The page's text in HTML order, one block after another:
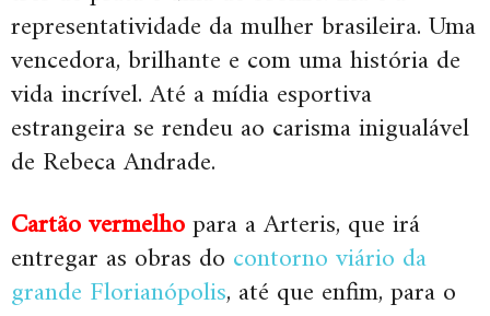
representatividade da mulher brasileira. Uma
vencedora, brilhante e com uma história de
vida incrível. Até a mídia esportiva
estrangeira se rendeu ao carisma inigualável
de Rebeca Andrade.
Cartão vermelhopara a Arteris, que irá
entregar as obras do contorno viário da
grande Florianópolis, até que enfim, para o